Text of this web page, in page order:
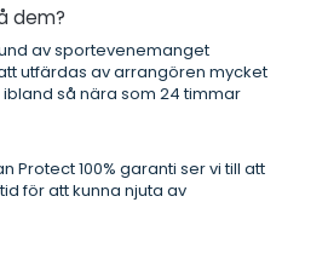
dem?
av sportevenemanget
utfärdas av arrangören mycket
så nära som 24 timmar
Protect 100% garanti ser vi till att
för att kunna njuta av